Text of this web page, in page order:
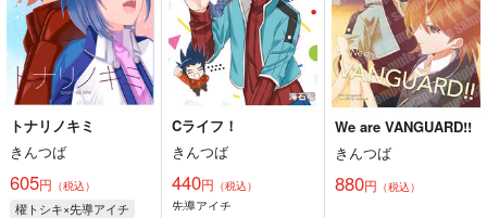
トナリノキミ
きんつば
605円 （税込）
櫂トシキ×先導アイチ
Cライフ！
きんつば
440円 （税込）
先導アイチ
We are VANGUARD!!
きんつば
880円 （税込）